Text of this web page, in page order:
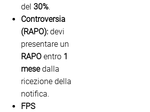
del 30%.
Controversia
(RAPO): devi
presentare un
RAPO entro 1
mesedalla
ricezione della
notifica.
FPS